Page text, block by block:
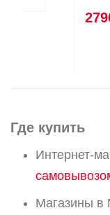
/
Где купить